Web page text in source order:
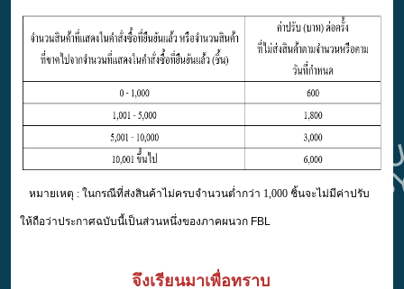
หมายเหตุ : ในกรณีที่ส่งสินค้าไม่ครบจำนวนต่ำกว่า 1,000 ชิ้นจะไม่มีค่าปรับ
ให้ถือว่าประกาศฉบับนี้เป็นส่วนหนึ่งของภาคผนวก FBL
จึงเรียนมาเพื่อทราบ